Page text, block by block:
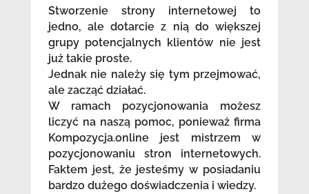
Stworzenie strony internetowej to
jedno, ale dotarcie z nią do większej
grupy potencjalnych klientów nie jest
już takie proste.
Jednak nie należy się tym przejmować,
ale zacząć działać.
W ramach pozycjonowania możesz
liczyć na naszą pomoc, ponieważ firma
Kompozycja.online jest mistrzem w
pozycjonowaniu stron internetowych.
Faktem jest, że jesteśmy w posiadaniu
bardzo dużego doświadczenia i wiedzy.